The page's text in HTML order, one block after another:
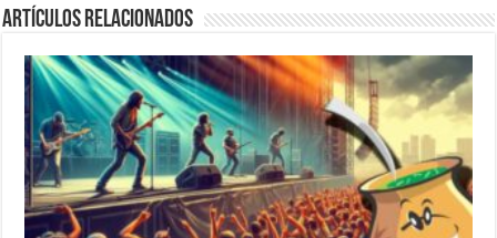
Artículos Relacionados